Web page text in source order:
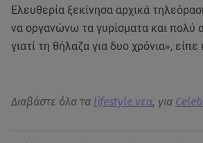
Ελευθερία ξεκίνησα αρχικά
να οργανώνω τα γυρίσματα και πολύ
γιατί τη θήλαζα για δυο χρόνια», είπε
Διαβάστε όλα τα lifestyle νεα, για